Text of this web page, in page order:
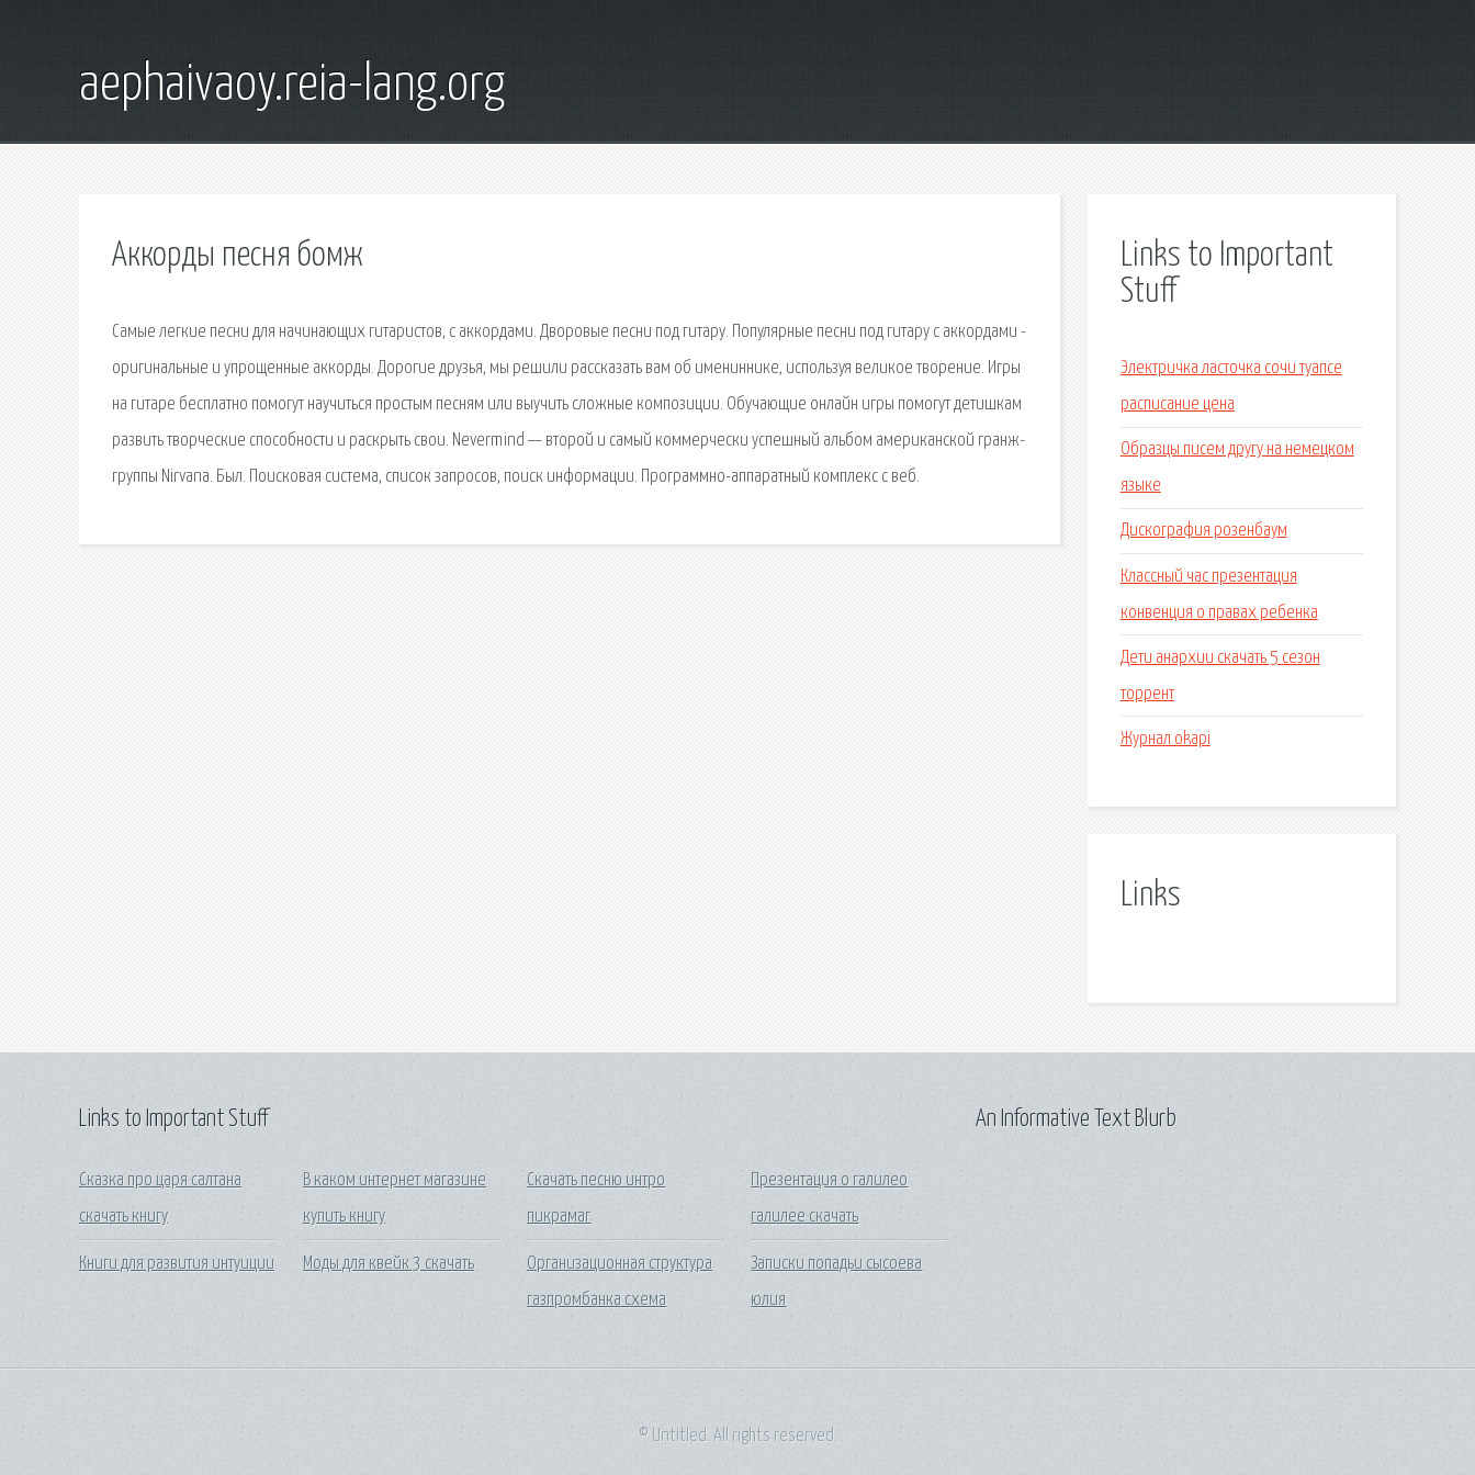
aephaivaoy.reia-lang.org
Аккорды песня бомж
Самые легкие песни для начинающих гитаристов, с аккордами. Дворовые песни под гитару. Популярные песни под гитару с аккордами -
оригинальные и упрощенные аккорды. Дорогие друзья, мы решили рассказать вам об имениннике, используя великое творение. Игры
на гитаре бесплатно помогут научиться простым песням или выучить сложные композиции. Обучающие онлайн игры помогут детишкам
развить творческие способности и раскрыть свои. Nevermind — второй и самый коммерчески успешный альбом американской гранж-
группы Nirvana. Был. Поисковая сиcтема, список запросов, поиск информации. Программно-аппаратный комплекс с веб.
Links to Important
Stuff
Электричка ласточка сочи туапсе
расписание цена
Образцы писем другу на немецком
языке
Дискография розенбаум
Классный час презентация
конвенция о правах ребенка
Дети анархии скачать 5 сезон
торрент
Журнал okapi
Links
Links to Important Stuff
Сказка про царя салтана
скачать книгу
Книги для развития интуиции
В каком интернет магазине
купить книгу
Моды для квейк 3 скачать
Скачать песню интро
пикрамаг
Организационная структура
газпромбанка схема
Презентация о галилео
галилее скачать
Записки попадьи сысоева
юлия
An Informative Text Blurb
© Untitled. All rights reserved.